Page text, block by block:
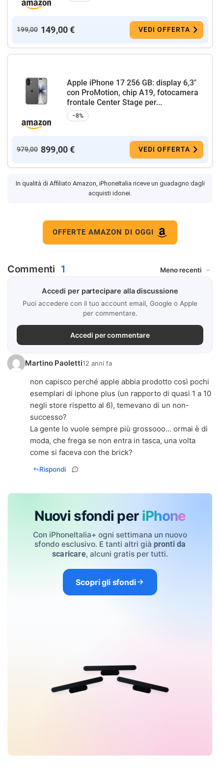
199,00 149,00 € VEDI OFFERTA
Apple iPhone 17 256 GB: display 6,3"
con ProMotion, chip A19, fotocamera
frontale Center Stage per...
−8%
979,00 899,00 € VEDI OFFERTA
In qualità di Affiliato Amazon, iPhoneItalia riceve un guadagno dagli
acquisti idonei.
OFFERTE AMAZON DI OGGI
Commenti 1
Accedi per partecipare alla discussione
Puoi accedere con il tuo account email, Google o Apple
per commentare.
Accedi per commentare
Martino Paoletti12 anni fa
non capisco perché apple abbia prodotto così pochi
esemplari di iphone plus (un rapporto di quasi 1 a 10
negli store rispetto al 6), temevano di un non-
successo?
La gente lo vuole sempre più grossooo... ormai è di
moda, che frega se non entra in tasca, una volta
come si faceva con the brick?
Rispondi
Nuovi sfondi per iPhone
Con iPhoneItalia+ ogni settimana un nuovo
sfondo esclusivo. E tanti altri già pronti da
scaricare, alcuni gratis per tutti.
Scopri gli sfondi